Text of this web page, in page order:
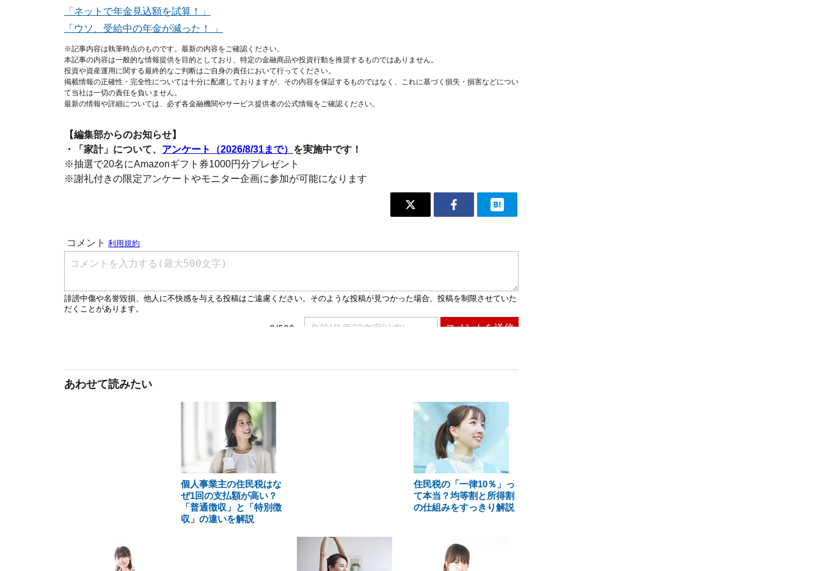
「ネットで年金見込額を試算！」
「ウソ、受給中の年金が減った！ 」
※記事内容は執筆時点のものです。最新の内容をご確認ください。
本記事の内容は一般的な情報提供を目的としており、特定の金融商品や投資行動を推奨するものではありません。
投資や資産運用に関する最終的なご判断はご自身の責任において行ってください。
掲載情報の正確性・完全性については十分に配慮しておりますが、その内容を保証するものではなく、これに基づく損失・損害などについ
て当社は一切の責任を負いません。
最新の情報や詳細については、必ず各金融機関やサービス提供者の公式情報をご確認ください。
【編集部からのお知らせ】
・「家計」について、 アンケート（2026/8/31まで） を実施中です！
※抽選で20名にAmazonギフト券1000円分プレゼント
※謝礼付きの限定アンケートやモニター企画に参加が可能になります
あわせて読みたい
個人事業主の住民税はな
ぜ1回の支払額が高い？
「普通徴収」と「特別徴
収」の違いを解説
住民税の「一律10％」っ
て本当？均等割と所得割
の仕組みをすっきり解説